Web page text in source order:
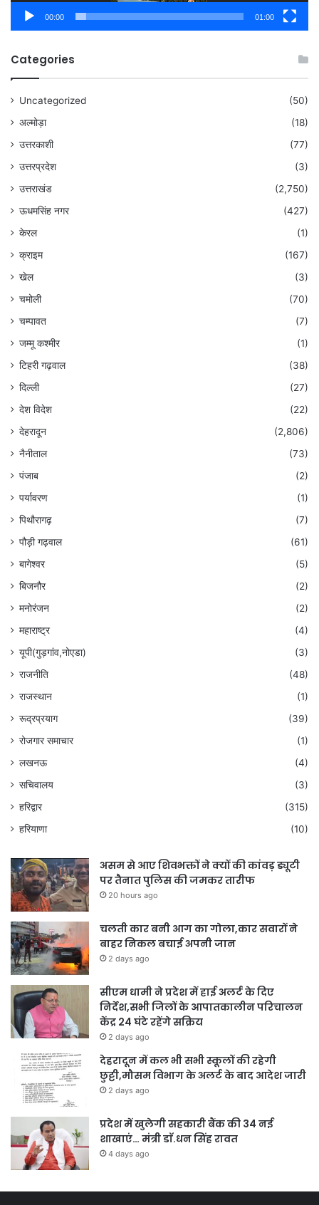
00:00 01:00
Categories
Uncategorized
(50)
अल्मोड़ा
(18)
उत्तरकाशी
(77)
उत्तरप्रदेश
(3)
उत्तराखंड
(2,750)
ऊधमसिंह नगर
(427)
केरल
(1)
क्राइम
(167)
खेल
(3)
चमोली
(70)
चम्पावत
(7)
जम्मू कश्मीर
(1)
टिहरी गढ़वाल
(38)
दिल्ली
(27)
देश विदेश
(22)
देहरादून
(2,806)
नैनीताल
(73)
पंजाब
(2)
पर्यावरण
(1)
पिथौरागढ़
(7)
पौड़ी गढ़वाल
(61)
बागेश्वर
(5)
बिजनौर
(2)
मनोरंजन
(2)
महाराष्ट्र
(4)
यूपी(गुड़गांव,नोएडा)
(3)
राजनीति
(48)
राजस्थान
(1)
रूद्रप्रयाग
(39)
रोजगार समाचार
(1)
लखनऊ
(4)
सचिवालय
(3)
हरिद्वार
(315)
हरियाणा
(10)
असम से आए शिवभक्तों ने क्यों की कांवड़ ड्यूटी
पर तैनात पुलिस की जमकर तारीफ
20 hours ago
चलती कार बनी आग का गोला,कार सवारों ने
बाहर निकल बचाई अपनी जान
2 days ago
सीएम धामी ने प्रदेश में हाई अलर्ट के दिए
निर्देश,सभी जिलों के आपातकालीन परिचालन
केंद्र 24 घंटे रहेंगे सक्रिय
2 days ago
देहरादून में कल भी सभी स्कूलों की रहेगी
छुट्टी,मौसम विभाग के अलर्ट के बाद आदेश जारी
2 days ago
प्रदेश में खुलेगी सहकारी बैंक की 34 नई
शाखाएं… मंत्री डाॅ.धन सिंह रावत
4 days ago